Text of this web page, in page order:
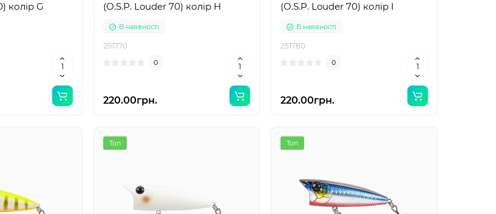
колір G
(O.S.P. Louder 70) колір H
В наявності
251770
0
220.00грн.
(O.S.P. Louder 70) колір I
В наявності
251780
0
220.00грн.
Топ Топ